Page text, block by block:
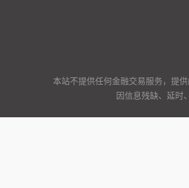
本站不提供任何金融交易服务，提
因信息残缺、延时